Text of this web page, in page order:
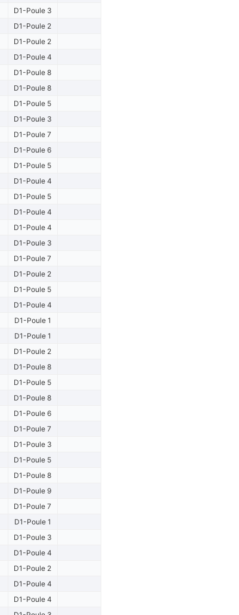
D1-Poule 3
D1-Poule 2
D1-Poule 2
D1-Poule 4
D1-Poule 8
D1-Poule 8
D1-Poule 5
D1-Poule 3
D1-Poule 7
D1-Poule 6
D1-Poule 5
D1-Poule 4
D1-Poule 5
D1-Poule 4
D1-Poule 4
D1-Poule 3
D1-Poule 7
D1-Poule 2
D1-Poule 5
D1-Poule 4
D1-Poule 1
D1-Poule 1
D1-Poule 2
D1-Poule 8
D1-Poule 5
D1-Poule 8
D1-Poule 6
D1-Poule 7
D1-Poule 3
D1-Poule 5
D1-Poule 8
D1-Poule 9
D1-Poule 7
D1-Poule 1
D1-Poule 3
D1-Poule 4
D1-Poule 2
D1-Poule 4
D1-Poule 4